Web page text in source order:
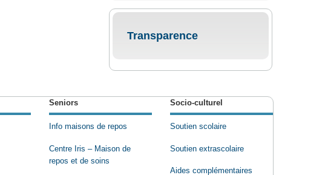
Transparence
Seniors
Info maisons de repos
Centre Iris – Maison de
repos et de soins
Socio-culturel
Soutien scolaire
Soutien extrascolaire
Aides complémentaires